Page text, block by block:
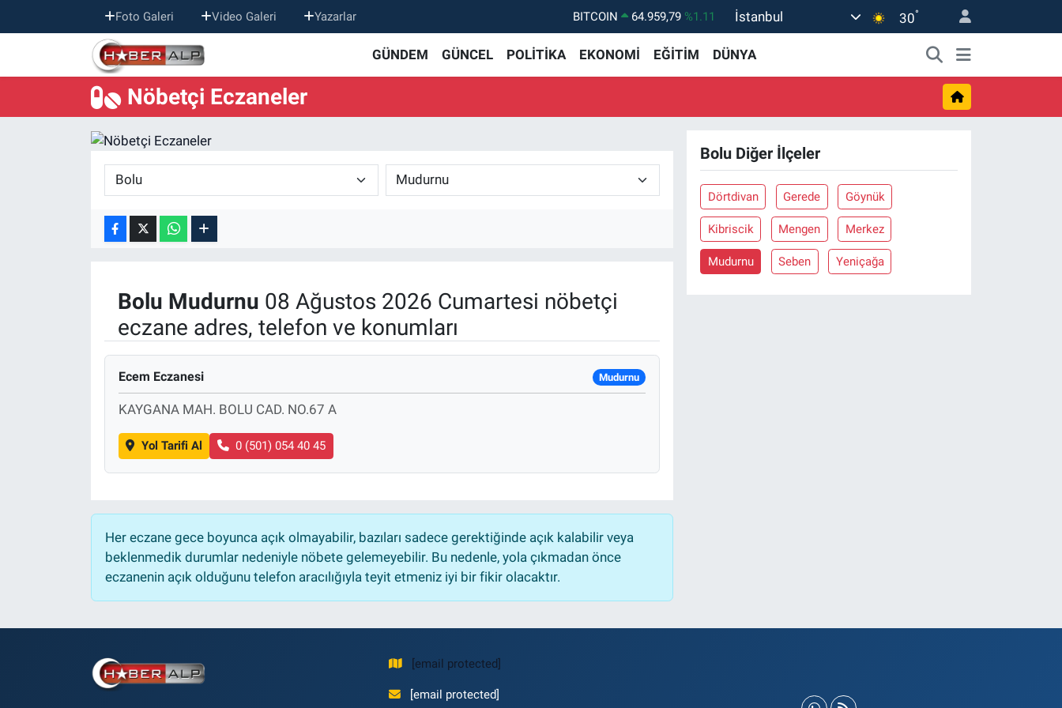
Foto Galeri Video Galeri Yazarlar BITCOIN 64.959,79 %1.11
47,7436
%0.18
EURO
55,2510 %0.32
%-14
İstanbul 30°
GÜNDEM GÜNCEL POLİTİKA EKONOMİ EĞİTİM DÜNYA
Nöbetçi Eczaneler
Bolu Mudurnu 08 Ağustos 2026 Cumartesi nöbetçi
eczane adres, telefon ve konumları
Ecem Eczanesi Mudurnu
KAYGANA MAH. BOLU CAD. NO.67 A
Yol Tarifi Al 0 (501) 054 40 45
Her eczane gece boyunca açık olmayabilir, bazıları sadece gerektiğinde açık kalabilir veya
beklenmedik durumlar nedeniyle nöbete gelemeyebilir. Bu nedenle, yola çıkmadan önce
eczanenin açık olduğunu telefon aracılığıyla teyit etmeniz iyi bir fikir olacaktır.
Bolu Diğer İlçeler
Dörtdivan Gerede Göynük
Kibriscik Mengen Merkez
Mudurnu Seben Yeniçağa
[email protected]
[email protected]
Nöbetçi Eczaneler
Hava Durumu
Trafik Durumu
Süper Lig Puan Durumu ve Fikstür
Tüm Manşetler